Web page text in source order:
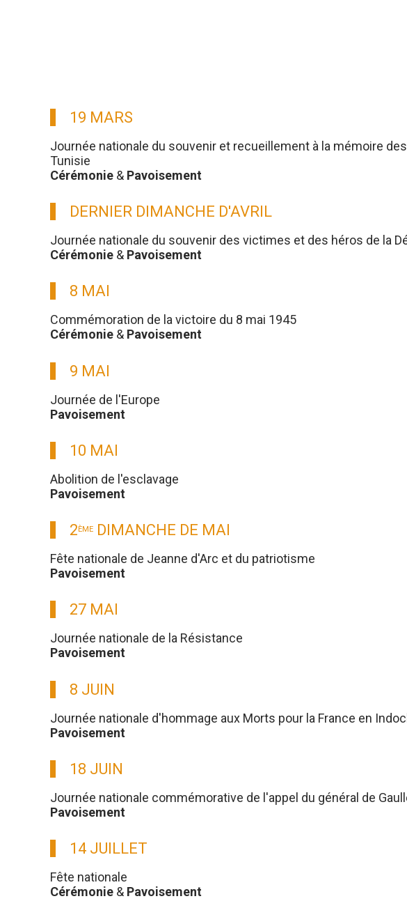
19 MARS
Journée nationale du souvenir et recueillement à la mémoire
Tunisie
Cérémonie & Pavoisement
DERNIER DIMANCHE D'AVRIL
Journée nationale du souvenir des victimes et des héros de la
Cérémonie & Pavoisement
8 MAI
Commémoration de la victoire du 8 mai 1945
Cérémonie & Pavoisement
9 MAI
Journée de l'Europe
Pavoisement
10 MAI
Abolition de l'esclavage
Pavoisement
2ÈME DIMANCHE DE MAI
Fête nationale de Jeanne d'Arc et du patriotisme
Pavoisement
27 MAI
Journée nationale de la Résistance
Pavoisement
8 JUIN
Journée nationale d'hommage aux Morts pour la France en
Pavoisement
18 JUIN
Journée nationale commémorative de l'appel du général de
Pavoisement
14 JUILLET
Fête nationale
Cérémonie & Pavoisement